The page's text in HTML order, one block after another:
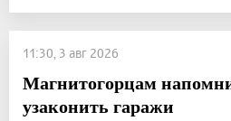
11:30, 3 авг 2026
Магнитогорцам
узаконить гаражи